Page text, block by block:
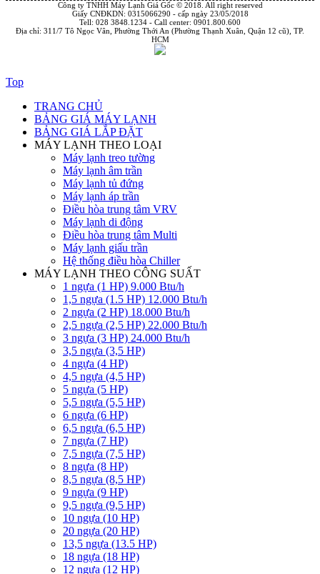
Công ty TNHH Máy Lạnh Giá Gốc © 2018. All right reserved
Giấy CNĐKDN: 0315066290 - cấp ngày 23/05/2018
Tell: 028 3848.1234 - Call center: 0901.800.600
Địa chỉ: 311/7 Tô Ngọc Vân, Phường Thới An (Phường Thạnh Xuân, Quận 12 cũ), TP.
HCM
Top
TRANG CHỦ
BẢNG GIÁ MÁY LẠNH
BẢNG GIÁ LẮP ĐẶT
MÁY LẠNH THEO LOẠI
Máy lạnh treo tường
Máy lạnh âm trần
Máy lạnh tủ đứng
Máy lạnh áp trần
Điều hòa trung tâm VRV
Máy lạnh di động
Điều hòa trung tâm Multi
Máy lạnh giấu trần
Hệ thống điều hòa Chiller
MÁY LẠNH THEO CÔNG SUẤT
1 ngựa (1 HP) 9.000 Btu/h
1,5 ngựa (1.5 HP) 12.000 Btu/h
2 ngựa (2 HP) 18.000 Btu/h
2,5 ngựa (2,5 HP) 22.000 Btu/h
3 ngựa (3 HP) 24.000 Btu/h
3,5 ngựa (3,5 HP)
4 ngựa (4 HP)
4,5 ngựa (4,5 HP)
5 ngựa (5 HP)
5,5 ngựa (5,5 HP)
6 ngựa (6 HP)
6,5 ngựa (6,5 HP)
7 ngựa (7 HP)
7,5 ngựa (7,5 HP)
8 ngựa (8 HP)
8,5 ngựa (8,5 HP)
9 ngựa (9 HP)
9,5 ngựa (9,5 HP)
10 ngựa (10 HP)
20 ngựa (20 HP)
13,5 ngựa (13.5 HP)
18 ngựa (18 HP)
12 ngựa (12 HP)